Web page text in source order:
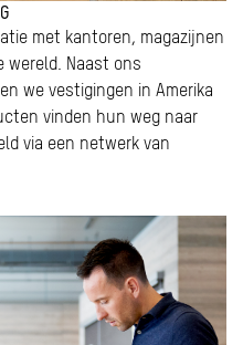
met kantoren, magazijnen
wereld. Naast ons
we vestigingen in Amerika
vinden hun weg naar
via een netwerk van